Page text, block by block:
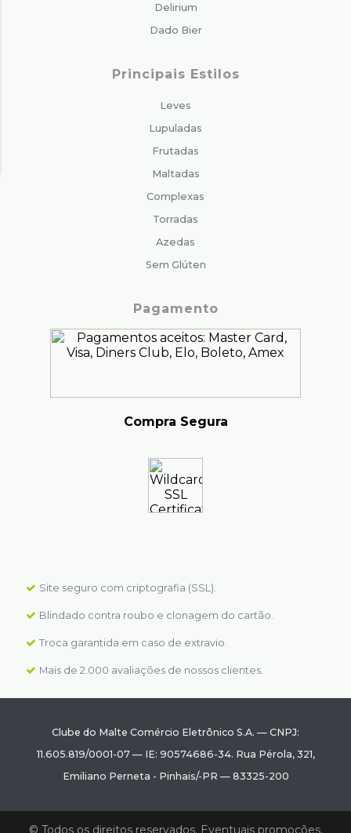
Delirium
Dado Bier
Principais Estilos
Leves
Lupuladas
Frutadas
Maltadas
Complexas
Torradas
Azedas
Sem Glúten
Pagamento
Compra Segura
Site seguro com criptografia (SSL).
Blindado contra roubo e clonagem do cartão.
Troca garantida em caso de extravio.
Mais de 2.000 avaliações de nossos clientes.
Clube do Malte Comércio Eletrônico S.A. — CNPJ:
11.605.819/0001-07— IE: 90574686-34. Rua Pérola, 321,
Emiliano Perneta - Pinhais/-PR — 83325-200
© Todos os direitos reservados. Eventuais promoções,